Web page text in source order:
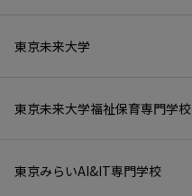
東京未来大学
東京未来大学福祉保育専門学校
東京みらいAI&IT専門学校